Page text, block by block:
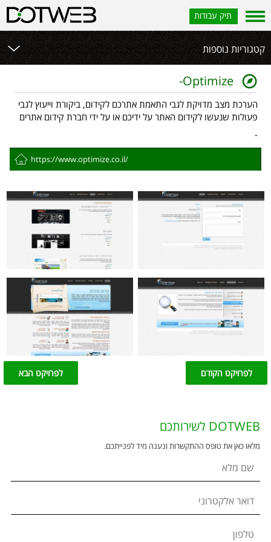
תיק עבודות
קטגוריות נוספות
Optimize-
הערכת מצב מדויקת לגבי התאמת אתרכם לקידום, ביקורת וייעוץ לגבי
פעולות שנעשו לקידום האתר על ידיכם או על ידי חברת קידום אתרים
-
https://www.optimize.co.il/
לפרויקט הבא לפרויקט הקודם
DOTWEB לשירותכם
מלאו כאן את טופס ההתקשרות ונענה מיד לפנייתכם.
שם מלא
דואר אלקטרוני
טלפון